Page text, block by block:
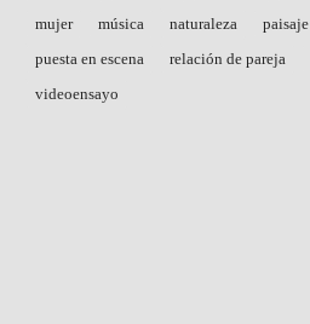
mujer
música naturaleza paisaje
puesta en escena
relación de pareja
videoensayo